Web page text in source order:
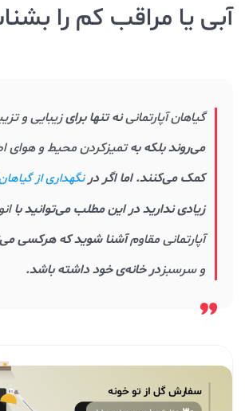
آبی یا مراقب کم را
گیاهان آپارتمانینه تنها برایزیبایی و
می‌روند بلکه بهتمیزکردن محیط و هوای
کمک می‌کنند. اما اگر درنگهداری از
زیادی ندارید در این مطلب می‌توانید با
آپارتمانی مقاومآشنا شوید که هرکسی
و سرسبزدر خانه‌ی خود داشته باشد.